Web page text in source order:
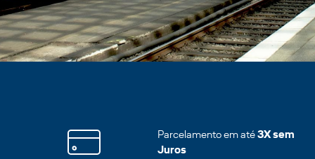
Parcelamento em até3X sem
Juros